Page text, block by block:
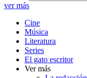
ver más
Cine
Música
Literatura
Series
El gato escritor
Ver más